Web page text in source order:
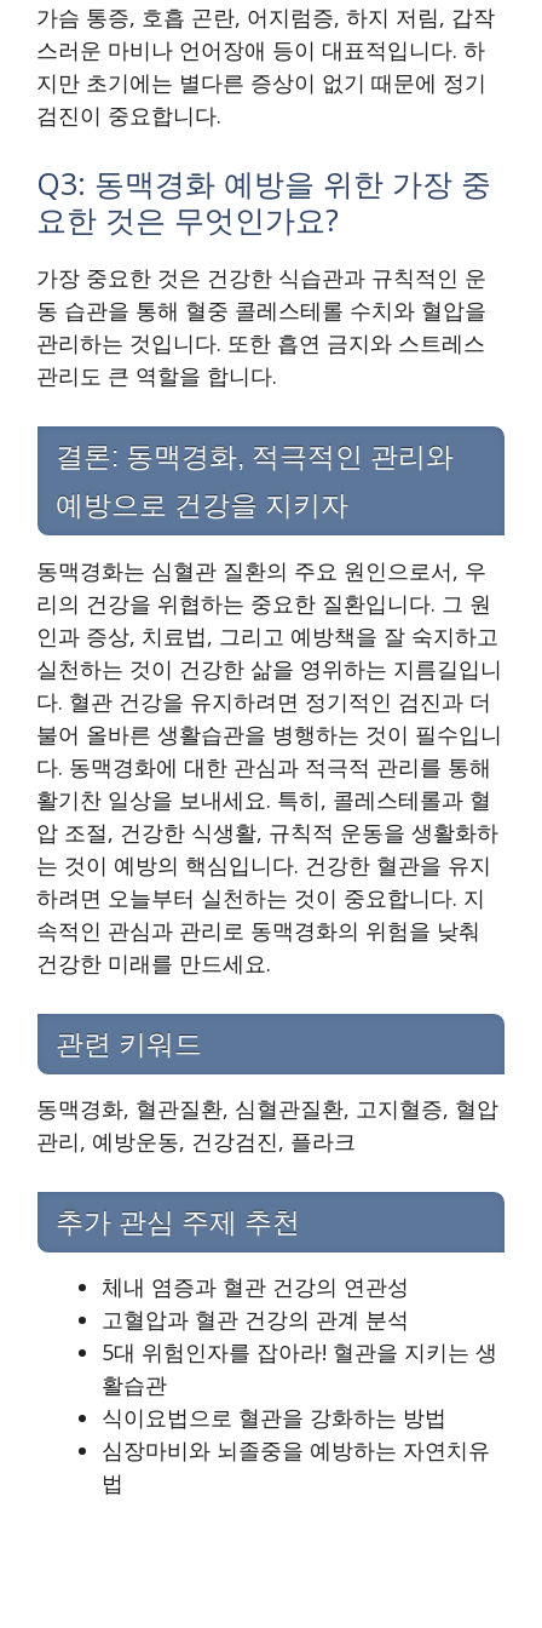
가슴 통증, 호흡 곤란, 어지럼증, 하지 저림, 갑작
스러운 마비나 언어장애 등이 대표적입니다. 하
지만 초기에는 별다른 증상이 없기 때문에 정기
검진이 중요합니다.
Q3: 동맥경화 예방을 위한 가장 중
요한 것은 무엇인가요?
가장 중요한 것은 건강한 식습관과 규칙적인 운
동 습관을 통해 혈중 콜레스테롤 수치와 혈압을
관리하는 것입니다. 또한 흡연 금지와 스트레스
관리도 큰 역할을 합니다.
결론: 동맥경화, 적극적인 관리와
예방으로 건강을 지키자
동맥경화는 심혈관 질환의 주요 원인으로서, 우
리의 건강을 위협하는 중요한 질환입니다. 그 원
인과 증상, 치료법, 그리고 예방책을 잘 숙지하고
실천하는 것이 건강한 삶을 영위하는 지름길입니
다. 혈관 건강을 유지하려면 정기적인 검진과 더
불어 올바른 생활습관을 병행하는 것이 필수입니
다. 동맥경화에 대한 관심과 적극적 관리를 통해
활기찬 일상을 보내세요. 특히, 콜레스테롤과 혈
압 조절, 건강한 식생활, 규칙적 운동을 생활화하
는 것이 예방의 핵심입니다. 건강한 혈관을 유지
하려면 오늘부터 실천하는 것이 중요합니다. 지
속적인 관심과 관리로 동맥경화의 위험을 낮춰
건강한 미래를 만드세요.
관련 키워드
동맥경화, 혈관질환, 심혈관질환, 고지혈증, 혈압
관리, 예방운동, 건강검진, 플라크
추가 관심 주제 추천
체내 염증과 혈관 건강의 연관성
고혈압과 혈관 건강의 관계 분석
5대 위험인자를 잡아라! 혈관을 지키는 생
활습관
식이요법으로 혈관을 강화하는 방법
심장마비와 뇌졸중을 예방하는 자연치유
법